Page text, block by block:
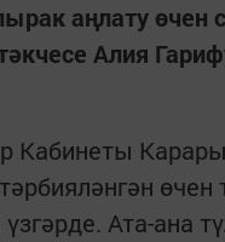
аңлату өчен
Алия
Кабинеты
өчен
Ата-ана